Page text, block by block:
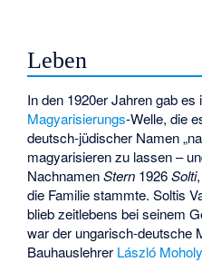
Leben
In den 1920er Jahren gab es
Magyarisierungs-Welle, die
deutsch-jüdischer Namen
magyarisieren zu lassen –
NachnamenStern 1926Solti
die Familie stammte. Soltis
blieb zeitlebens bei seinem
war der ungarisch-deutsche
Bauhauslehrer László